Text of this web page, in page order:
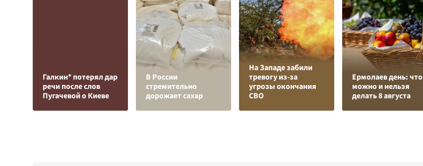
Галкин* потерял дар
речи после слов
Пугачевой о Киеве
В России
стремительно
дорожает сахар
На Западе забили
тревогу из-за
угрозы окончания
СВО
Ермолаев день: что
можно и нельзя
делать 8 августа